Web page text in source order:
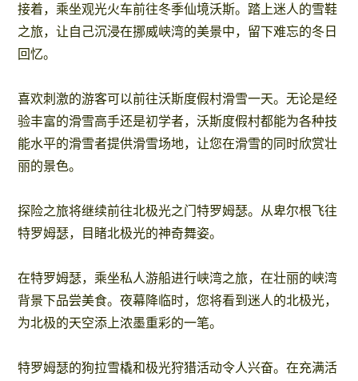
接着，乘坐观光火车前往冬季仙境沃斯。踏上迷人的雪鞋
之旅，让自己沉浸在挪威峡湾的美景中，留下难忘的冬日
回忆。
喜欢刺激的游客可以前往沃斯度假村滑雪一天。无论是经
验丰富的滑雪高手还是初学者，沃斯度假村都能为各种技
能水平的滑雪者提供滑雪场地，让您在滑雪的同时欣赏壮
丽的景色。
探险之旅将继续前往北极光之门特罗姆瑟。从卑尔根飞往
特罗姆瑟，目睹北极光的神奇舞姿。
在特罗姆瑟，乘坐私人游船进行峡湾之旅，在壮丽的峡湾
背景下品尝美食。夜幕降临时，您将看到迷人的北极光，
为北极的天空添上浓墨重彩的一笔。
特罗姆瑟的狗拉雪橇和极光狩猎活动令人兴奋。在充满活